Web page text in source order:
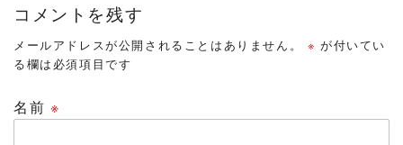
コメントを残す
メールアドレスが公開されることはありません。 ※ が付いてい
る欄は必須項目です
名前 ※